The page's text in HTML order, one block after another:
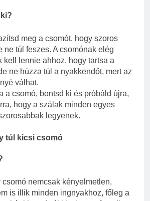
meg a csomót, hogy szoros
ne túl feszes. A csomónak elég
kell lennie ahhoz, hogy tartsa a
ne húzza túl a nyakkendőt, mert az
válhat.
a csomó, bontsd ki és próbáld újra,
hogy a szálak minden egyes
legyenek.
túl kicsi csomó
csomó nemcsak kényelmetlen,
is illik minden ingnyakhoz, főleg a